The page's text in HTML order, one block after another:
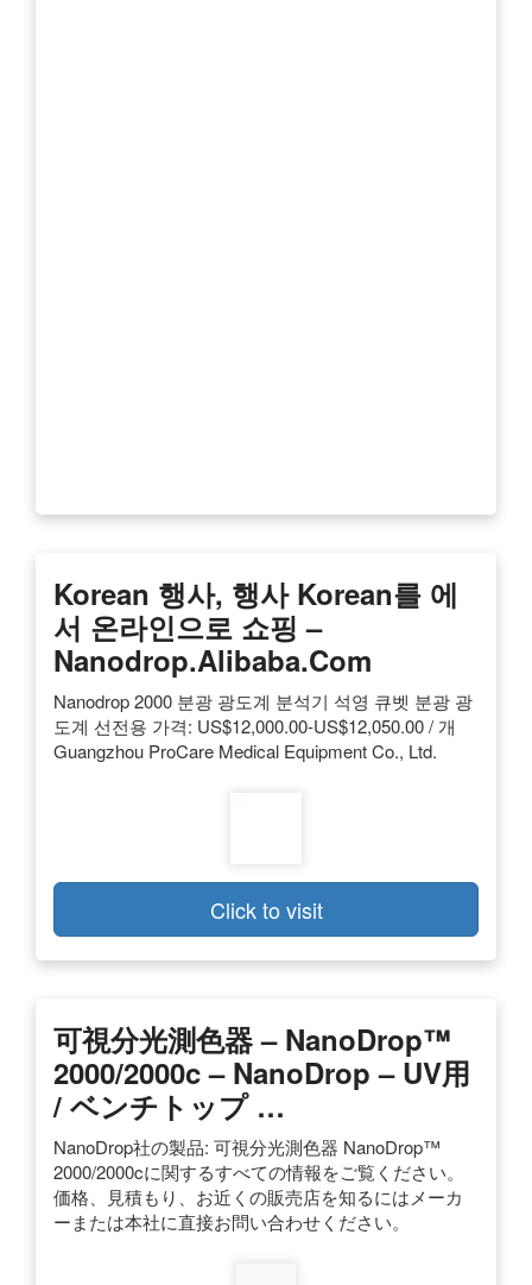
Korean 행사, 행사 Korean를 에
서 온라인으로 쇼핑 –
Nanodrop.alibaba.com
Nanodrop 2000 분광 광도계 분석기 석영 큐벳 분광 광
도계 선전용 가격: US$12,000.00-US$12,050.00 / 개
Guangzhou ProCare Medical Equipment Co., Ltd.
Click to visit
可視分光測色器 – NanoDrop™
2000/2000c – NanoDrop – UV用
/ ベンチトップ …
NanoDrop社の製品: 可視分光測色器 NanoDrop™
2000/2000cに関するすべての情報をご覧ください。
価格、見積もり、お近くの販売店を知るにはメーカ
ーまたは本社に直接お問い合わせください。